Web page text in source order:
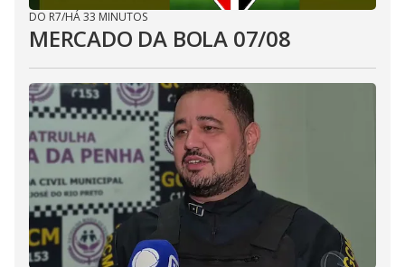
DO R7/HÁ 33 MINUTOS
MERCADO DA BOLA 07/08